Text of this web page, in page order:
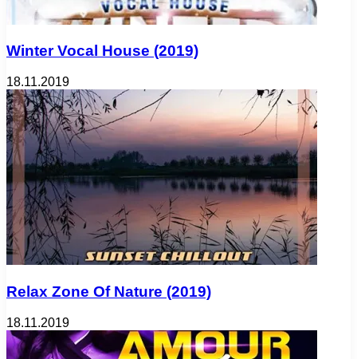
Winter Vocal House (2019)
18.11.2019
Relax Zone Of Nature (2019)
18.11.2019